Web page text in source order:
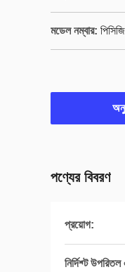
মডেল নম্বার: পিসিজি
পণ্যের বিবরণ
প্রয়োগ:
নির্দিশ্ট